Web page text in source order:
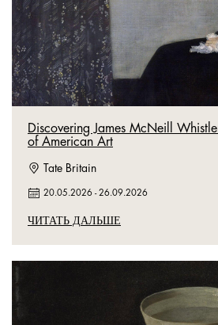
Discovering James McNeill
of American Art
Tate Britain
20.05.2026 -26.09.2026
ЧИТАТЬ ДАЛЬШЕ